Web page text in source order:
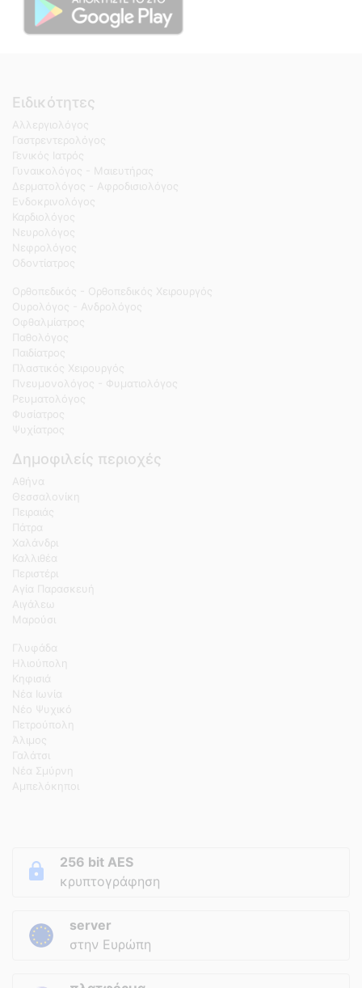
Ειδικότητες
Αλλεργιολόγος
Γαστρεντερολόγος
Γενικός Ιατρός
Γυναικολόγος - Μαιευτήρας
Δερματολόγος - Αφροδισιολόγος
Ενδοκρινολόγος
Καρδιολόγος
Νευρολόγος
Νεφρολόγος
Οδοντίατρος
Ορθοπεδικός - Ορθοπεδικός Χειρουργός
Ουρολόγος - Ανδρολόγος
Οφθαλμίατρος
Παθολόγος
Παιδίατρος
Πλαστικός Χειρουργός
Πνευμονολόγος - Φυματιολόγος
Ρευματολόγος
Φυσίατρος
Ψυχίατρος
Δημοφιλείς περιοχές
Αθήνα
Θεσσαλονίκη
Πειραιάς
Πάτρα
Χαλάνδρι
Καλλιθέα
Περιστέρι
Αγία Παρασκευή
Αιγάλεω
Μαρούσι
Γλυφάδα
Ηλιούπολη
Κηφισιά
Νέα Ιωνία
Νέο Ψυχικό
Πετρούπολη
Άλιμος
Γαλάτσι
Νέα Σμύρνη
Αμπελόκηποι
256 bit AES
κρυπτογράφηση
server
στην Ευρώπη